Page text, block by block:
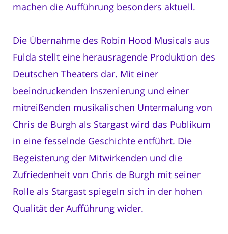
machen die Aufführung besonders aktuell.
Die Übernahme des Robin Hood Musicals aus
Fulda stellt eine herausragende Produktion des
Deutschen Theaters dar. Mit einer
beeindruckenden Inszenierung und einer
mitreißenden musikalischen Untermalung von
Chris de Burgh als Stargast wird das Publikum
in eine fesselnde Geschichte entführt. Die
Begeisterung der Mitwirkenden und die
Zufriedenheit von Chris de Burgh mit seiner
Rolle als Stargast spiegeln sich in der hohen
Qualität der Aufführung wider.